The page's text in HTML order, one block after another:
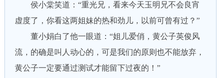
侯小棠笑道：“重光兄，看来今天玉明兄不会良宵
虚度了，你看这两姐妹的热和劲儿，以前可曾有过？”
董小娟白了他一眼道：“姐儿爱俏，黄公子英俊风
流，的确是叫人动心的，可是我们的原则也不能放弃，
黄公子一定要通过测试才能留下过夜的！”